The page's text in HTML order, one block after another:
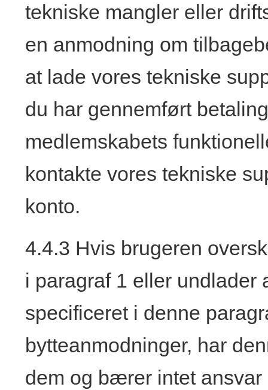
tekniske mangler eller
en anmodning om
at lade vores tekniske
du har gennemført
medlemskabets
kontakte vores tekniske
konto.
4.4.3 Hvis brugeren
i paragraf 1 eller undlader
specificeret i denne
bytteanmodninger, har
dem og bærer intet ansvar